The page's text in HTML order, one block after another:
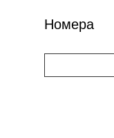
Номера